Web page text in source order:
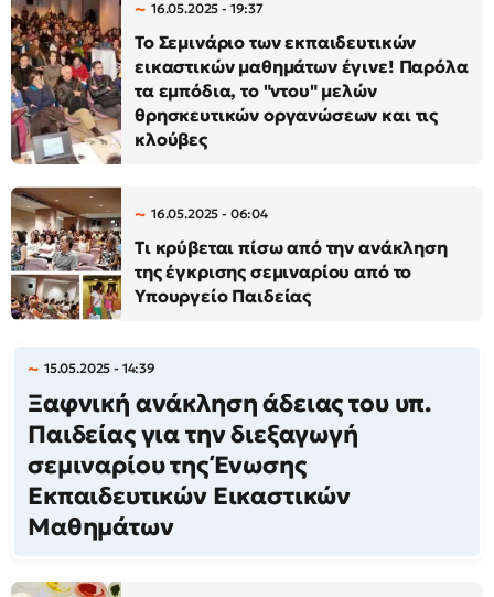
16.05.2025 - 19:37
Το Σεμινάριο των εκπαιδευτικών
εικαστικών μαθημάτων έγινε! Παρόλα
τα εμπόδια, το "ντου" μελών
θρησκευτικών οργανώσεων και τις
κλούβες
16.05.2025 - 06:04
Τι κρύβεται πίσω από την ανάκληση
της έγκρισης σεμιναρίου από το
Υπουργείο Παιδείας
15.05.2025 - 14:39
Ξαφνική ανάκληση άδειας του υπ.
Παιδείας για την διεξαγωγή
σεμιναρίου της Ένωσης
Εκπαιδευτικών Εικαστικών
Μαθημάτων